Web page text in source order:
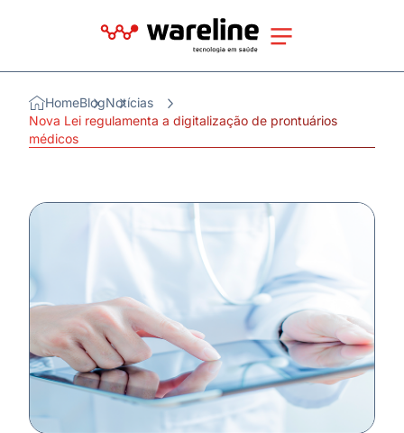
HomeBlogNotícias
Nova Lei regulamenta a digitalização de prontuários
médicos